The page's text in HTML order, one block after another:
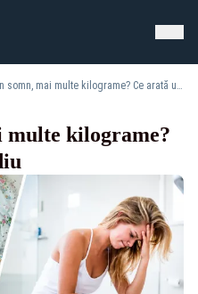
Mai puțin somn, mai multe kilograme? Ce arată un nou studiu
multe kilograme?